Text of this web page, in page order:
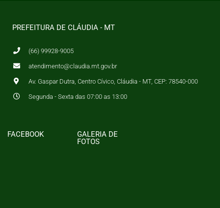
PREFEITURA DE CLÁUDIA - MT
(66) 99928-9005
atendimento@claudia.mt.gov.br
Av. Gaspar Dutra, Centro Cívico, Cláudia - MT, CEP: 78540-000
Segunda - Sexta das 07:00 as 13:00
FACEBOOK
GALERIA DE
FOTOS